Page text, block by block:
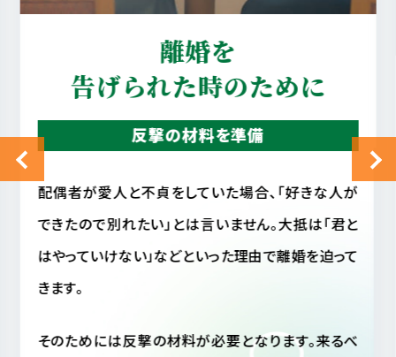
真実を知りたい
配偶者の行動を確認
配偶者に不審を感じ、配偶者の行動が読めない場
合、相手がいま何をしているのか気になって気になっ
てしょうがない事と思います。
ません。仮に配偶者が不貞行動をとっていなかった